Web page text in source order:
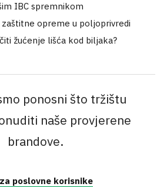
IBC spremnikom
zaštitne opreme u poljoprivredi
žućenje lišća kod biljaka?
ponosni što tržištu
naše provjerene
brandove.
poslovne korisnike